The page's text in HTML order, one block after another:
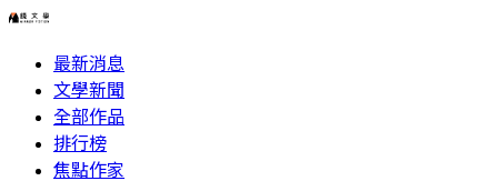
最新消息
文學新聞
全部作品
排行榜
焦點作家